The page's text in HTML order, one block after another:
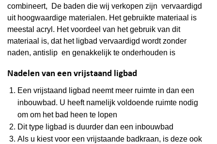
combineert, De baden die wij verkopen zijn vervaardigd
uit hoogwaardige materialen. Het gebruikte materiaal is
meestal acryl. Het voordeel van het gebruik van dit
materiaal is, dat het ligbad vervaardigd wordt zonder
naden, antislip en genakkelijk te onderhouden is
Nadelen van een vrijstaand ligbad
Een vrijstaand ligbad neemt meer ruimte in dan een
inbouwbad. U heeft namelijk voldoende ruimte nodig
om om het bad heen te lopen
Dit type ligbad is duurder dan een inbouwbad
Als u kiest voor een vrijstaande badkraan, is deze ook